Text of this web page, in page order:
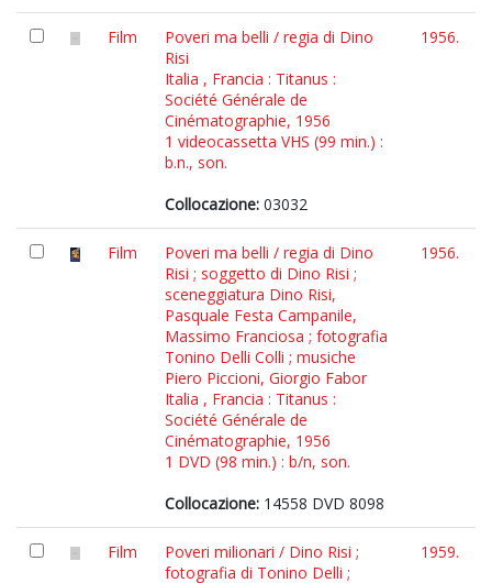
Film
Poveri ma belli / regia di Dino
Risi
Italia , Francia : Titanus :
Société Générale de
Cinématographie, 1956
1 videocassetta VHS (99 min.) :
b.n., son.
Collocazione: 03032
1956.
Film
Poveri ma belli / regia di Dino
Risi ; soggetto di Dino Risi ;
sceneggiatura Dino Risi,
Pasquale Festa Campanile,
Massimo Franciosa ; fotografia
Tonino Delli Colli ; musiche
Piero Piccioni, Giorgio Fabor
Italia , Francia : Titanus :
Société Générale de
Cinématographie, 1956
1 DVD (98 min.) : b/n, son.
Collocazione: 14558 DVD 8098
1956.
Film
Poveri milionari / Dino Risi ;
fotografia di Tonino Delli ;
1959.